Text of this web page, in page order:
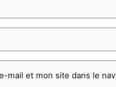
mail et mon site dans le